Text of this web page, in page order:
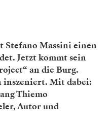
Stefano Massini einen
Jetzt kommt sein
an die Burg.
inszeniert. Mit dabei:
Thiemo
Autor und